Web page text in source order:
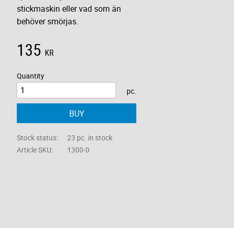
stickmaskin eller vad som än
behöver smörjas.
135 KR
Quantity
pc.
BUY
Stock status
23 pc. in stock
Article SKU
1300-0